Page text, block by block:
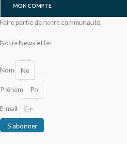
MON COMPTE
Faire partie de notre communauté
Notre Newsletter
Nom
Prénom
E-mail
S'abonner